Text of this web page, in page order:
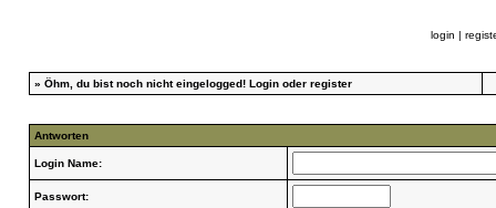
login |
» Öhm, du bist noch nicht eingelogged! Loginoder register
Antworten
Login Name:
Passwort: